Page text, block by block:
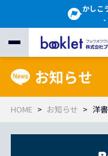
かしこ
-
お知らせ
HOME お知らせ 洋